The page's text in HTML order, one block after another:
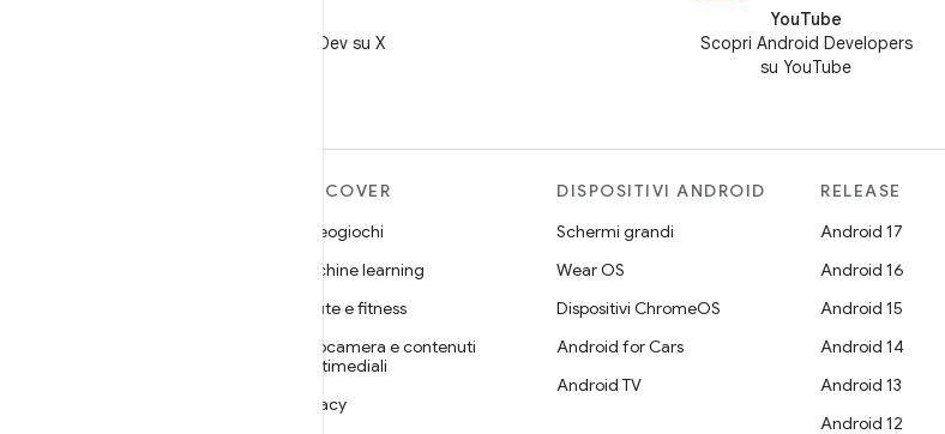
Segui @AndroidDev su X
YouTube
Scopri Android Developers
su YouTube
DISCOVER
Videogiochi
Machine learning
Salute e fitness
Fotocamera e contenuti
multimediali
Privacy
DISPOSITIVI ANDROID
Schermi grandi
Wear OS
Dispositivi ChromeOS
Android for Cars
Android TV
RELEASE
Android 17
Android 16
Android 15
Android 14
Android 13
Android 12